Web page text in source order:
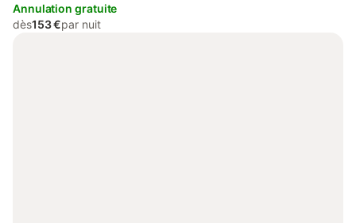
Annulation gratuite
dès153 €par nuit